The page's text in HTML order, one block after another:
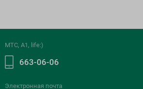
МТС, A1, life:)
663-06-06
Электронная почта